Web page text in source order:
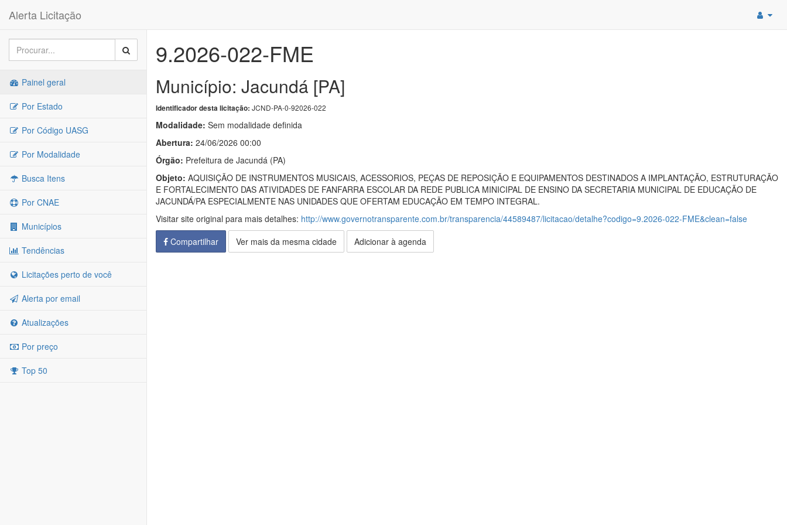
Alerta Licitação
Painel geral
Por Estado
Por Código UASG
Por Modalidade
Busca Itens
Por CNAE
Municípios
Tendências
Licitações perto de você
Alerta por email
Atualizações
Por preço
Top 50
9.2026-022-FME
Município: Jacundá [PA]
Identificador desta licitação: JCND-PA-0-92026-022
Modalidade: Sem modalidade definida
Abertura: 24/06/2026 00:00
Órgão: Prefeitura de Jacundá (PA)
Objeto: AQUISIÇÃO DE INSTRUMENTOS MUSICAIS, ACESSORIOS, PEÇAS DE REPOSIÇÃO E EQUIPAMENTOS DESTINADOS A IMPLANTAÇÃO, ESTRUTURAÇÃO
E FORTALECIMENTO DAS ATIVIDADES DE FANFARRA ESCOLAR DA REDE PUBLICA MINICIPAL DE ENSINO DA SECRETARIA MUNICIPAL DE EDUCAÇÃO DE
JACUNDÁ/PA ESPECIALMENTE NAS UNIDADES QUE OFERTAM EDUCAÇÃO EM TEMPO INTEGRAL.
Visitar site original para mais detalhes: http://www.governotransparente.com.br/transparencia/44589487/licitacao/detalhe?codigo=9.2026-022-FME&clean=false
Compartilhar
Ver mais da mesma cidade Adicionar à agenda